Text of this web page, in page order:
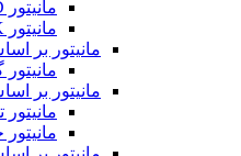
مانیتور QHD
مانیتور 4K
مانیتور بر
مانیتور بر